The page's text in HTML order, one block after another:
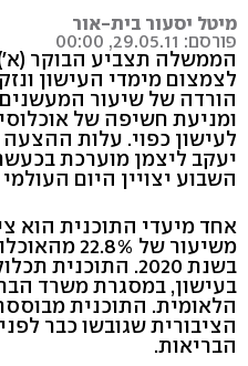
מיטל יסעור בית-אור
פורסם: 29.05.11, 00:00
הממשלה תצביע הבוקר
לצמצום מימדי העישון
ומניעת חשיפה של
לעישון כפוי. עלות
יעקב ליצמן מוערכת
השבוע יצויין היום
אחד מיעדי התוכנית הוא
בשנת 2020.
בעישון, במסגרת משרד
הלאומית. התוכנית
הציבורית שגובשו כבר
הבריאות.